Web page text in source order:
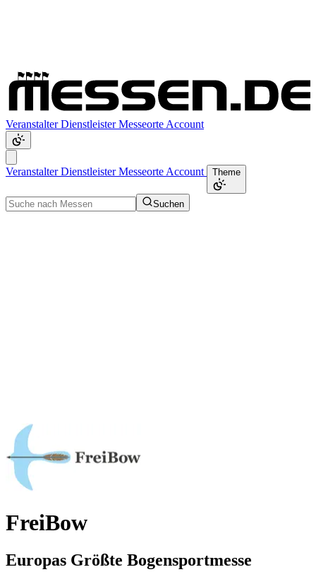
VeranstalterDienstleisterMesseorte Account
VeranstalterDienstleisterMesseorte Account Theme
Suchen
FreiBow
Europas Größte Bogensportmesse